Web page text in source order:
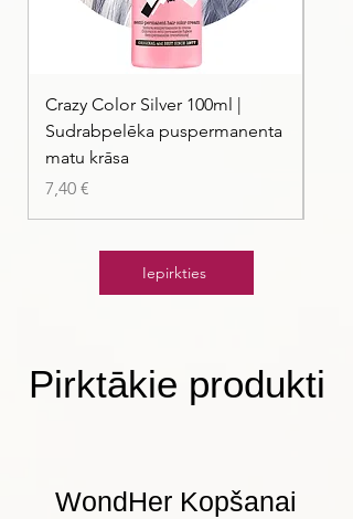
Crazy Color Silver 100ml |
Sudrabpelēka puspermanenta
matu krāsa
Cena
7,40 €
Iepirkties
Pirktākie produkti
WondHer Kopšanai